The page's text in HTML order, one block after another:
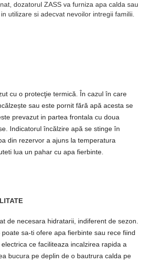
dozatorul ZASS va furniza apa calda sau
utilizare si adecvat nevoilor intregii familii.
cu o protecţie termică. În cazul în care
sau este pornit fără apă acesta se
prevazut in partea frontala cu doua
Indicatorul încălzire apă se stinge în
din rezervor a ajuns la temperatura
lua un pahar cu apa fierbinte.
de necesara hidratarii, indiferent de sezon.
sa-ti ofere apa fierbinte sau rece fiind
ce faciliteaza incalzirea rapida a
bucura pe deplin de o bautrura calda pe